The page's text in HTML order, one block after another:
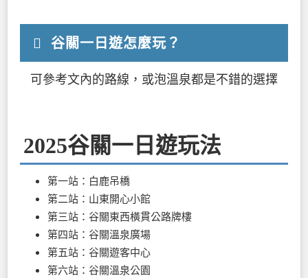
谷關一日遊怎麼玩？
可參考文內的路線，或泡溫泉都是不錯的選擇
2025谷關一日遊玩法
第一站：白鹿吊橋
第二站：山東開心小館
第三站：谷關東西橫貫公路牌樓
第四站：谷關溫泉廣場
第五站：谷關遊客中心
第六站：谷關溫泉公園